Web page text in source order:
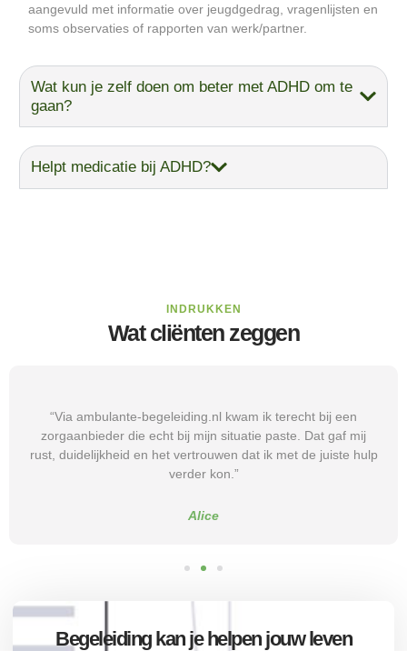
aangevuld met informatie over jeugdgedrag, vragenlijsten en
soms observaties of rapporten van werk/partner.
Wat kun je zelf doen om beter met ADHD om te
gaan?
Helpt medicatie bij ADHD?
INDRUKKEN
Wat cliënten zeggen
“Via ambulante-begeleiding.nl kwam ik terecht bij een
zorgaanbieder die echt bij mijn situatie paste. Dat gaf mij
rust, duidelijkheid en het vertrouwen dat ik met de juiste hulp
verder kon.”
Alice
Begeleiding kan je helpen jouw leven